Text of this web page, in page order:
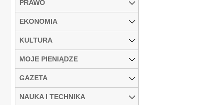
PRAWO
EKONOMIA
KULTURA
MOJE PIENIĄDZE
GAZETA
NAUKA I TECHNIKA